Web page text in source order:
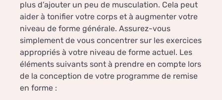
plus d’ajouter un peu de musculation. Cela peut
aider à tonifier votre corps et à augmenter votre
niveau de forme générale. Assurez-vous
simplement de vous concentrer sur les exercices
appropriés à votre niveau de forme actuel. Les
éléments suivants sont à prendre en compte lors
de la conception de votre programme de remise
en forme :